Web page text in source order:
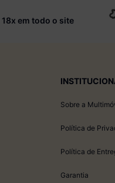
18x em todo o site
Sobre a
Política de
Política de
Garantia